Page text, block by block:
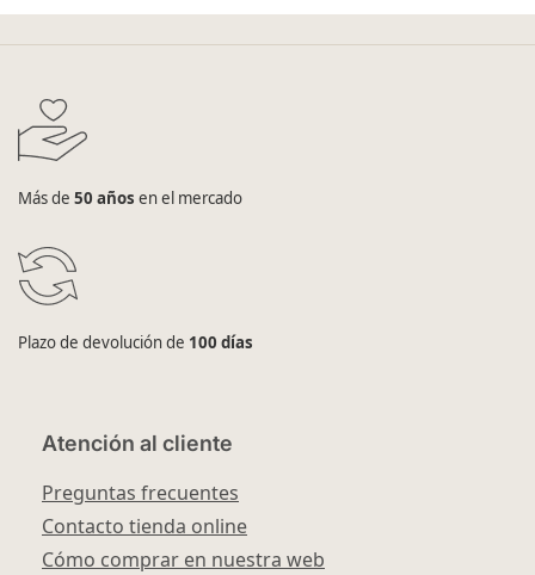
Más de 50 años en el mercado
Plazo de devolución de 100 días
Atención al cliente
Preguntas frecuentes
Contacto tienda online
Cómo comprar en nuestra web